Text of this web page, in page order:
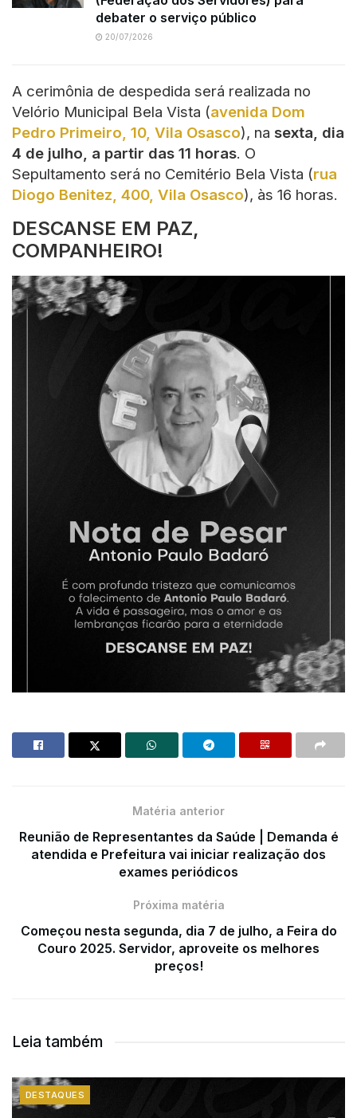
debater o serviço público
20/07/2026
A cerimônia de despedida será realizada no
Velório Municipal Bela Vista (avenida Dom
Pedro Primeiro, 10, Vila Osasco), na sexta, dia
4 de julho, a partir das 11 horas. O
Sepultamento será no Cemitério Bela Vista (rua
Diogo Benitez, 400, Vila Osasco), às 16 horas.
DESCANSE EM PAZ,
COMPANHEIRO!
Matéria anterior
Reunião de Representantes da Saúde | Demanda é
atendida e Prefeitura vai iniciar realização dos
exames periódicos
Próxima matéria
Começou nesta segunda, dia 7 de julho, a Feira do
Couro 2025. Servidor, aproveite os melhores
preços!
Leia também
DESTAQUES